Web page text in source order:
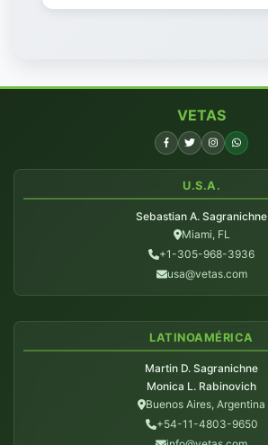
VETAS
U.S.A.
Sebastian A. Sagranichne
Miami, FL
+1-305-968-3936
usa@vetas.com
LATINOAMÉRICA
Martin D. Sagranichne
Monica L. Rabinovich
Buenos Aires, Argentina
+54-11-4803-9650